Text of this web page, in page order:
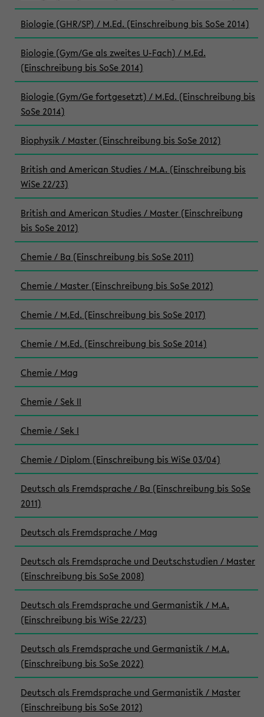
Biologie (GHR/SP) / M.Ed. (Einschreibung bis SoSe 2014)
Biologie (Gym/Ge als zweites U-Fach) / M.Ed.
(Einschreibung bis SoSe 2014)
Biologie (Gym/Ge fortgesetzt) / M.Ed. (Einschreibung bis
SoSe 2014)
Biophysik / Master (Einschreibung bis SoSe 2012)
British and American Studies / M.A. (Einschreibung bis
WiSe 22/23)
British and American Studies / Master (Einschreibung
bis SoSe 2012)
Chemie / Ba (Einschreibung bis SoSe 2011)
Chemie / Master (Einschreibung bis SoSe 2012)
Chemie / M.Ed. (Einschreibung bis SoSe 2017)
Chemie / M.Ed. (Einschreibung bis SoSe 2014)
Chemie / Mag
Chemie / Sek II
Chemie / Sek I
Chemie / Diplom (Einschreibung bis WiSe 03/04)
Deutsch als Fremdsprache / Ba (Einschreibung bis SoSe
2011)
Deutsch als Fremdsprache / Mag
Deutsch als Fremdsprache und Deutschstudien / Master
(Einschreibung bis SoSe 2008)
Deutsch als Fremdsprache und Germanistik / M.A.
(Einschreibung bis WiSe 22/23)
Deutsch als Fremdsprache und Germanistik / M.A.
(Einschreibung bis SoSe 2022)
Deutsch als Fremdsprache und Germanistik / Master
(Einschreibung bis SoSe 2012)